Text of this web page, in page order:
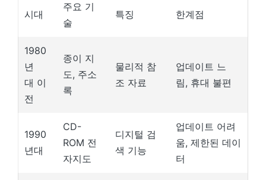
시대
주요 기
술
특징 한계점
1980
년
대 이
전
종이 지
도, 주소
록
물리적 참
조 자료
업데이트 느
림, 휴대 불편
1990
년대
CD-
ROM 전
자지도
디지털 검
색 기능
업데이트 어려
움, 제한된 데이
터